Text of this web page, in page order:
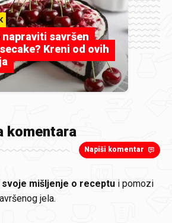
napraviti savršen
Kreni od ovih
komentara
Napiši komentar
svoje mišljenje o receptu i pomozi
jela.